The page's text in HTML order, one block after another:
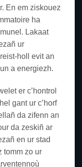
En em ziskouez
ha
Lakaat
ur
holl evit an
a energiezh.
er c’hontrol
gant ur c’horf
da zifenn an
da zeskiñ ar
en ur stad
tomm zo ur